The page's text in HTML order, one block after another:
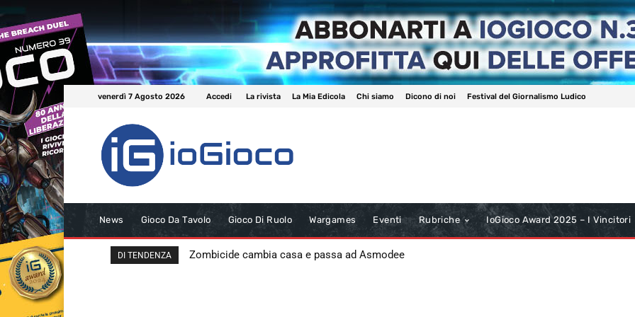
venerdì 7 Agosto 2026 Accedi La rivista La Mia Edicola Chi siamo Dicono di noi Festival del Giornalismo Ludico
News Gioco Da Tavolo Gioco Di Ruolo Wargames Eventi Rubriche IoGioco Award 2025 – I Vincitori
DI TENDENZA Zombicide cambia casa e passa ad Asmodee